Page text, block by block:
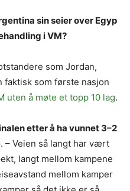
sin seier over Egyp
i VM?
som Jordan,
faktisk som første nasjon
uten å møte et topp 10 lag.
etter å ha vunnet 3–2
. – Veien så langt har vært
langt mellom kampene
mellom kamper